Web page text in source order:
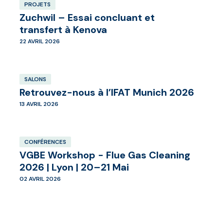
PROJETS
Zuchwil – Essai concluant et
transfert à Kenova
22 AVRIL 2026
SALONS
Retrouvez-nous à l’IFAT Munich 2026
13 AVRIL 2026
CONFÉRENCES
VGBE Workshop - Flue Gas Cleaning
2026 | Lyon | 20–21 Mai
02 AVRIL 2026